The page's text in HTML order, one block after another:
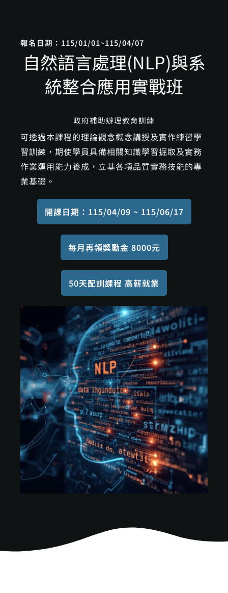
報名日期：115/01/01~115/04/07
自然語言處理(NLP)與系
統整合應用實戰班
政府補助辦理教育訓練
可透過本課程的理論觀念概念講授及實作練習學
習訓練，期使學員具備相關知識學習掘取及實務
作業運用能力養成，立基各項品質實務技能的專
業基礎。
開課日期：115/04/09 ~ 115/06/17
每月再領獎勵金 8000元
50天配訓課程 高薪就業